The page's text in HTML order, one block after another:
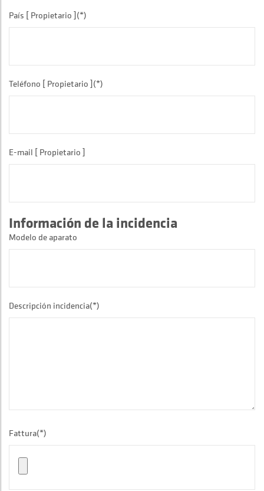
País [ Propietario ](*)
Teléfono [ Propietario ](*)
E-mail [ Propietario ]
Información de la incidencia
Modelo de aparato
Descripción incidencia(*)
Fattura(*)